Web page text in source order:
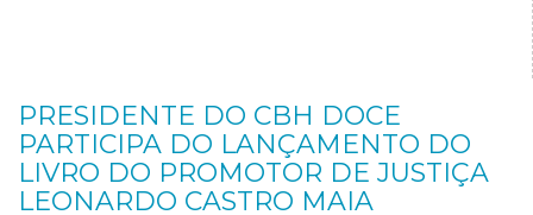
PRESIDENTE DO CBH DOCE
PARTICIPA DO LANÇAMENTO DO
LIVRO DO PROMOTOR DE JUSTIÇA
LEONARDO CASTRO MAIA